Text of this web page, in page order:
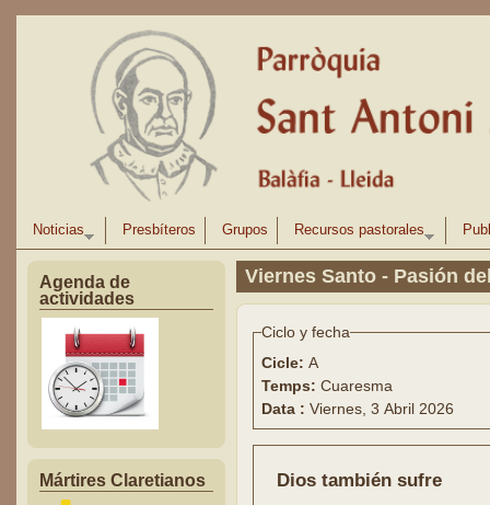
Pasar al contenido principal
Noticias Presbíteros Grupos Recursos pastorales
Agenda de
actividades
Mártires Claretianos
Viernes Santo - Pasión
Ciclo y fecha
Cicle: A
Temps: Cuaresma
Data : Viernes, 3 Abril 2026
Dios también sufre